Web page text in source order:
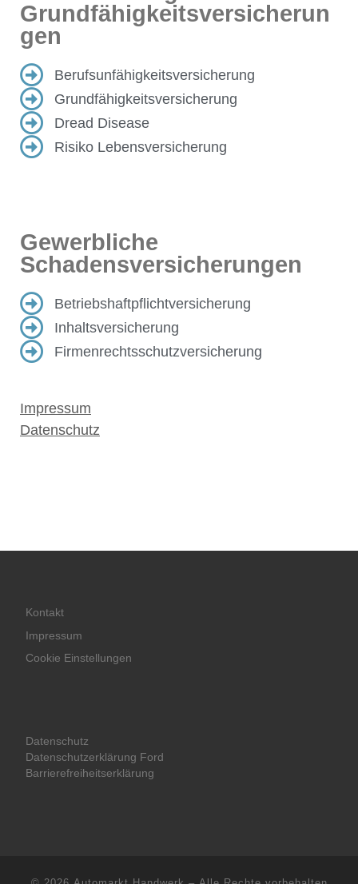
Grundfähigkeitsversicherun
gen
Berufsunfähigkeitsversicherung
Grundfähigkeitsversicherung
Dread Disease
Risiko Lebensversicherung
Gewerbliche
Schadensversicherungen
Betriebshaftpflichtversicherung
Inhaltsversicherung
Firmenrechtsschutzversicherung
Impressum
Datenschutz
Kontakt
Impressum
Cookie Einstellungen
Datenschutz
Datenschutzerklärung Ford
Barrierefreiheitserklärung